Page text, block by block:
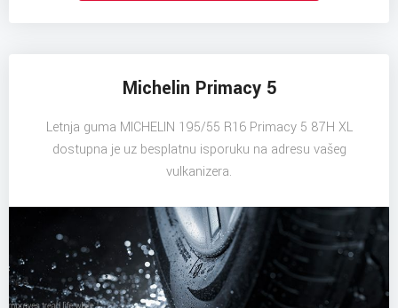
Michelin Primacy 5
Letnja guma MICHELIN 195/55 R16 Primacy 5 87H XL
dostupna je uz besplatnu isporuku na adresu vašeg
vulkanizera.